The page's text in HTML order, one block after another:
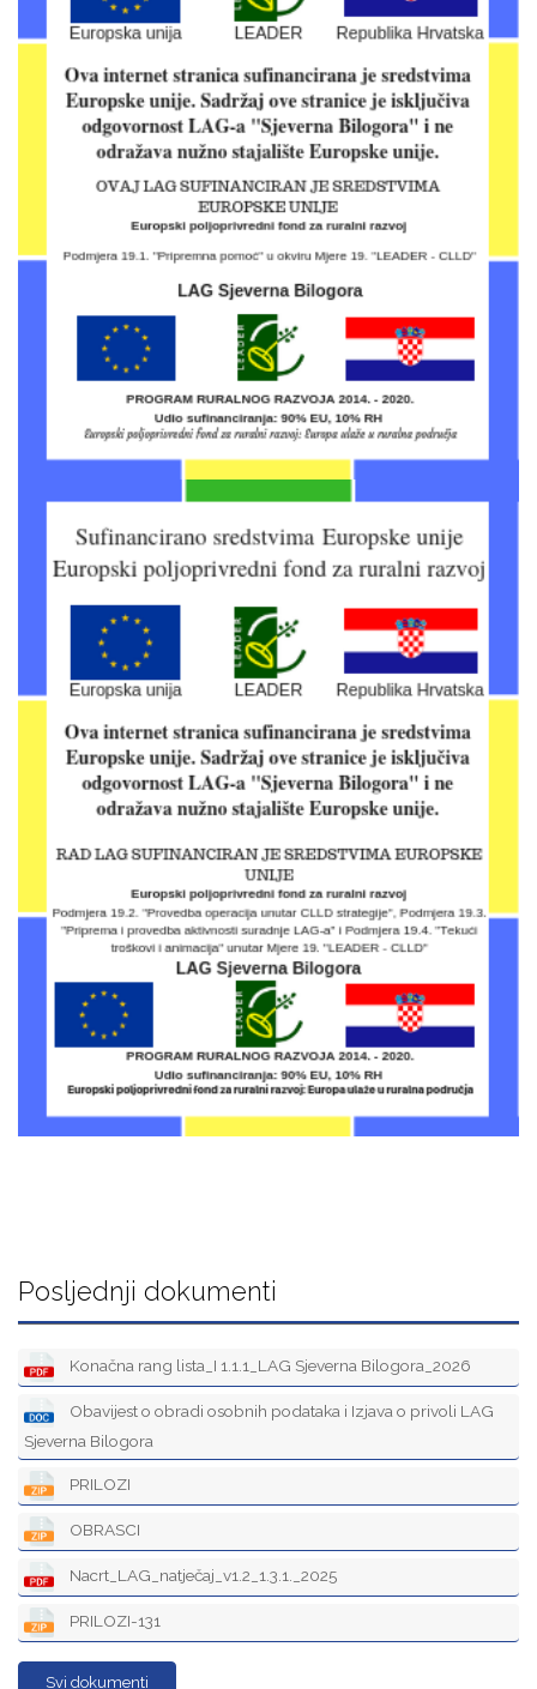
Posljednji dokumenti
Konačna rang lista_I 1.1.1_LAG Sjeverna Bilogora_2026
Obavijest o obradi osobnih podataka i Izjava o privoli LAG
Sjeverna Bilogora
PRILOZI
OBRASCI
Nacrt_LAG_natječaj_v1.2_1.3.1._2025
PRILOZI-131
Svi dokumenti